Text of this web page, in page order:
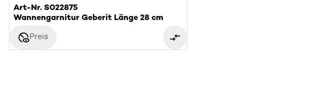
Art-Nr. S022875
Wannengarnitur Geberit Länge 28 cm
disabled_visiblePreis